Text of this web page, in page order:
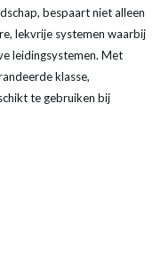
bespaart niet alleen
lekvrije systemen waarbij
leidingsystemen. Met
klasse,
te gebruiken bij